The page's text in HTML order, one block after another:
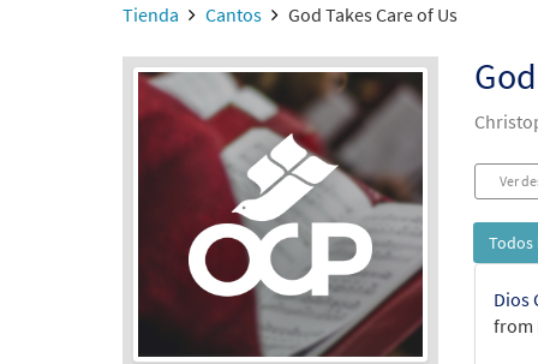
Tienda Cantos God Takes Care of Us
Ver
Dios
from